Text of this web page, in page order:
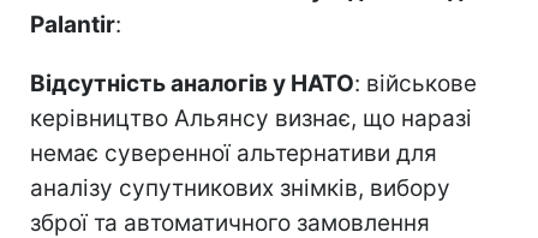
Palantir:
Відсутність аналогів у НАТО: військове
керівництво Альянсу визнає, що наразі
немає суверенної альтернативи для
аналізу супутникових знімків, вибору
зброї та автоматичного замовлення